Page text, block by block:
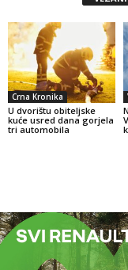
Crna Kronika
U dvorištu obiteljske
kuće usred dana gorjela
tri automobila